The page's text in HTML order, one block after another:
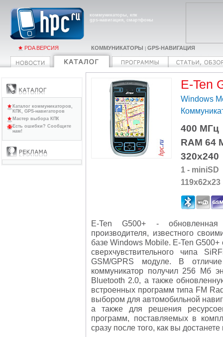
коммуникаторы, кпк
gps-навигация, смартфоны
PDA ВЕРСИЯ КОММУНИКАТОРЫ GPS-НАВИГАЦИЯ
E-Ten
Windows
400 МГц
RAM 64
320x240
1 - miniSD
E-Ten G500+ - обновленная
производителя, известного
базе Windows Mobile. E-Ten G500+
сверхчувствительного чипа
GSM/GPRS модуле. В
коммуникатор получил 256 Мб
Bluetooth 2.0, а также
встроенных программ типа FM
выбором для автомобильной
а также для решения
программ, поставляемых в
сразу после того, как вы
Каталог коммуникаторов,
КПК, GPS-навигаторов
Мастер выбора КПК
Есть ошибки? Сообщите
нам!